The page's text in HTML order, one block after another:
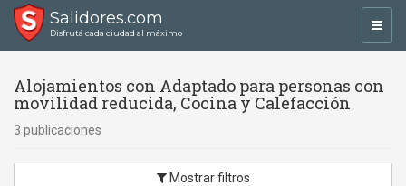
Salidores.com
Disfrutá cada ciudad al máximo
Alojamientos con Adaptado para personas con
movilidad reducida, Cocina y Calefacción
3 publicaciones
Mostrar filtros